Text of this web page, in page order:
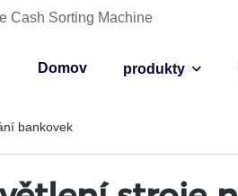
Cash Sorting Machine
Domov produkty
bankovek